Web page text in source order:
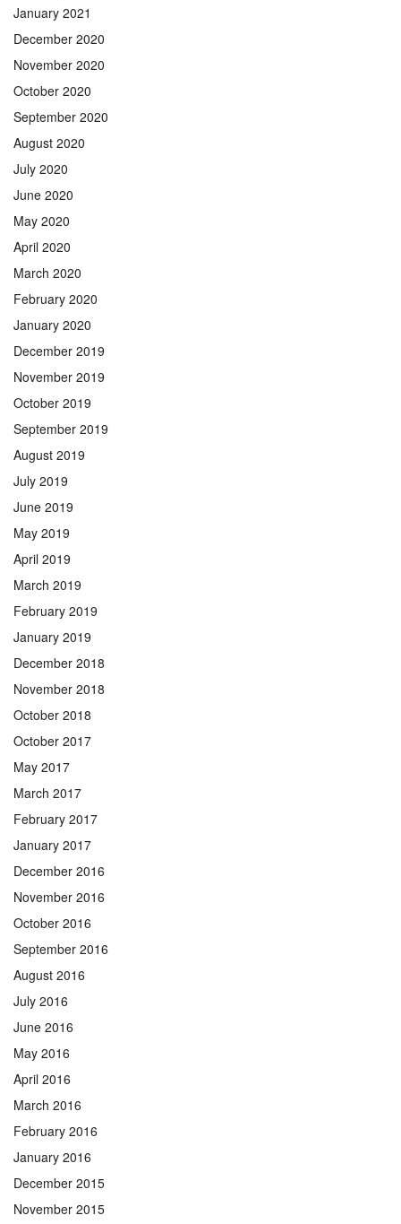
January 2021
December 2020
November 2020
October 2020
September 2020
August 2020
July 2020
June 2020
May 2020
April 2020
March 2020
February 2020
January 2020
December 2019
November 2019
October 2019
September 2019
August 2019
July 2019
June 2019
May 2019
April 2019
March 2019
February 2019
January 2019
December 2018
November 2018
October 2018
October 2017
May 2017
March 2017
February 2017
January 2017
December 2016
November 2016
October 2016
September 2016
August 2016
July 2016
June 2016
May 2016
April 2016
March 2016
February 2016
January 2016
December 2015
November 2015